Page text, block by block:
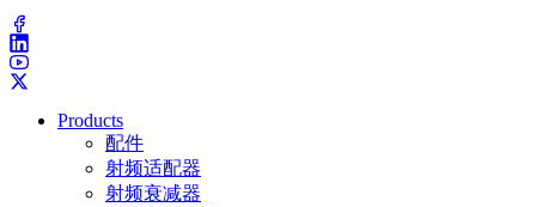
Products
配件
射频适配器
射频衰减器